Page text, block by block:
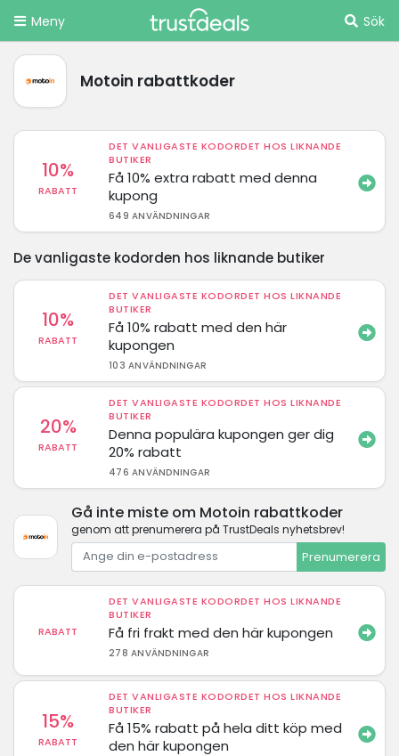
Meny Sök
Motoin rabattkoder
10%
RABATT
DET VANLIGASTE KODORDET HOS LIKNANDE
BUTIKER
Få 10% extra rabatt med denna
kupong
649 ANVÄNDNINGAR
De vanligaste kodorden hos liknande butiker
10%
RABATT
DET VANLIGASTE KODORDET HOS LIKNANDE
BUTIKER
Få 10% rabatt med den här
kupongen
103 ANVÄNDNINGAR
20%
RABATT
DET VANLIGASTE KODORDET HOS LIKNANDE
BUTIKER
Denna populära kupongen ger dig
20% rabatt
476 ANVÄNDNINGAR
Gå inte miste om Motoin rabattkoder
genom att prenumerera på TrustDeals nyhetsbrev!
Prenumerera
RABATT
DET VANLIGASTE KODORDET HOS LIKNANDE
BUTIKER
Få fri frakt med den här kupongen
278 ANVÄNDNINGAR
15%
RABATT
DET VANLIGASTE KODORDET HOS LIKNANDE
BUTIKER
Få 15% rabatt på hela ditt köp med
den här kupongen